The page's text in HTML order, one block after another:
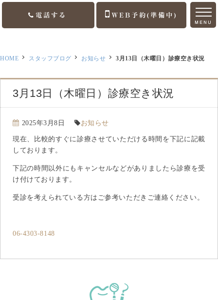
電話する WEB予約(準備中)
MENU
診療案内
医院案内
HOME スタッフブログ お知らせ 3月13日（木曜日）診療空き状況
3月13日（木曜日）診療空き状況
2025年3月8日 お知らせ
現在、比較的すぐに診療させていただける時間を下記に記載
しております。
下記の時間以外にもキャンセルなどがありましたら診療を受
け付けております。
受診を考えられている方はご参考いただきご連絡ください。
06-4303-8148